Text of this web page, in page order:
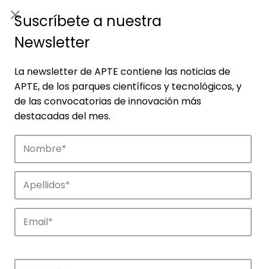
Empresas
Descubre las empresas que impulsan la
innovación en los parques de APTE.
Suscríbete a nuestra
Newsletter
La newsletter de APTE contiene las noticias de
APTE, de los parques científicos y tecnológicos, y
de las convocatorias de innovación más
destacadas del mes.